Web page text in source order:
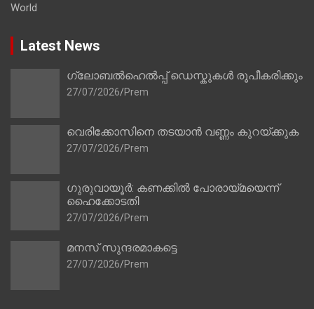
World
Latest News
ഗ്ലോബൽഹെൽപ്പ് ഡെസ്കുകൾ രൂപീകരിക്കും
27/07/2026 Prem
വെരിക്കോസിനെ തടയാൻ വണ്ണം കുറയ്ക്കുക
27/07/2026 Prem
ഗുരുവായൂർ: കണക്കിൽ പോരായ്മയെന്ന്
ഹൈക്കോടതി
27/07/2026 Prem
മനസ് സുന്ദരമാകട്ടെ
27/07/2026 Prem